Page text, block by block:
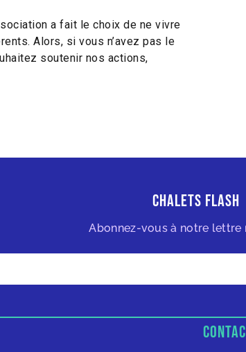
a fait le choix de ne vivre
Alors, si vous n’avez pas le
soutenir nos actions,
Chalets Flash
Abonnez-vous à notre lettre